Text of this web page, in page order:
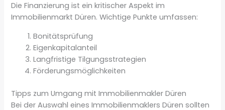
Die Finanzierung ist ein kritischer Aspekt im
Immobilienmarkt Düren. Wichtige Punkte umfassen:
Bonitätsprüfung
Eigenkapitalanteil
Langfristige Tilgungsstrategien
Förderungsmöglichkeiten
Tipps zum Umgang mit Immobilienmakler Düren
Bei der Auswahl eines Immobilienmaklers Düren sollten